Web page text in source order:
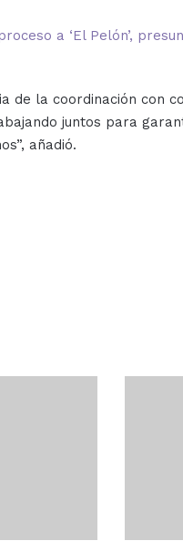
a ‘El Pelón’,
de la coordinación con
juntos para
añadió.
de